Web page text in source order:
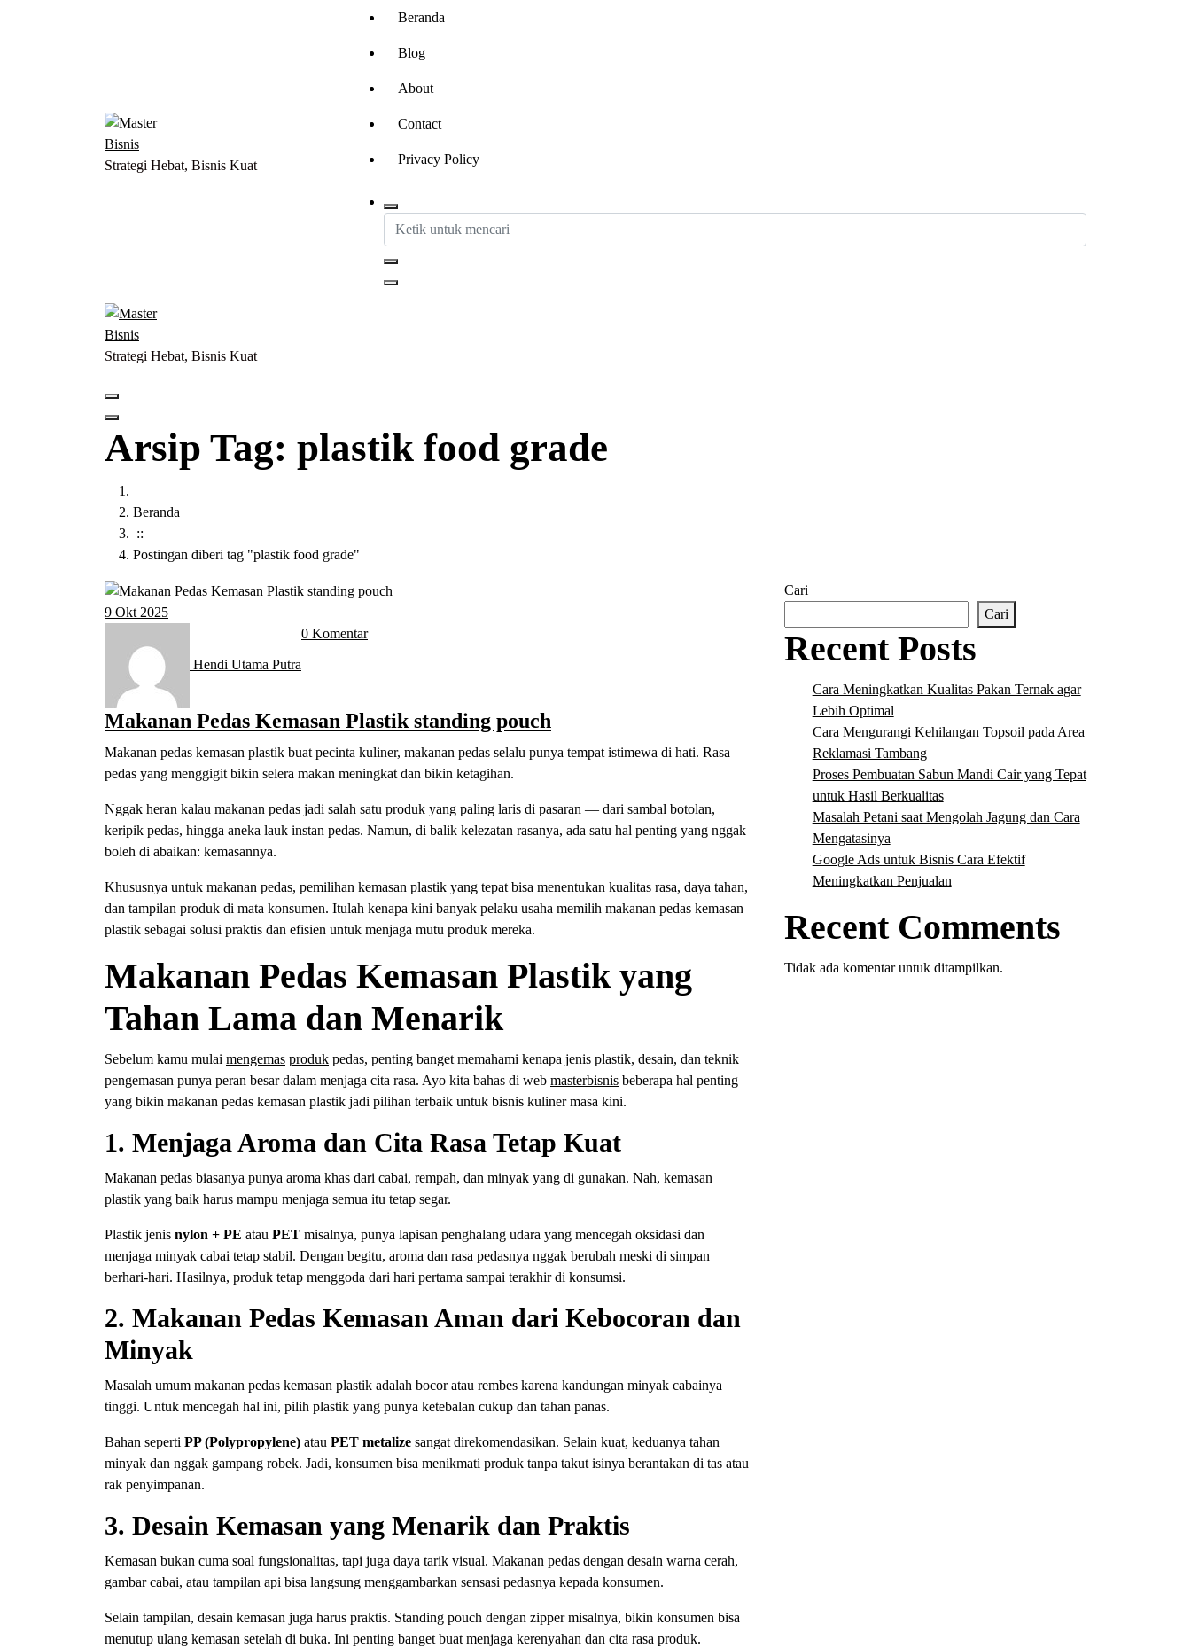
Strategi Hebat, Bisnis Kuat
Beranda
Blog
About
Contact
Privacy Policy
Strategi Hebat, Bisnis Kuat
Arsip Tag: plastik food grade
Beranda
::
Postingan diberi tag "plastik food grade"
9 Okt 2025
Hendi Utama Putra
0 Komentar
Makanan Pedas Kemasan Plastik standing pouch
Makanan pedas kemasan plastik buat pecinta kuliner, makanan pedas selalu punya tempat istimewa di hati. Rasa
pedas yang menggigit bikin selera makan meningkat dan bikin ketagihan.
Nggak heran kalau makanan pedas jadi salah satu produk yang paling laris di pasaran — dari sambal botolan,
keripik pedas, hingga aneka lauk instan pedas. Namun, di balik kelezatan rasanya, ada satu hal penting yang nggak
boleh di abaikan: kemasannya.
Khususnya untuk makanan pedas, pemilihan kemasan plastik yang tepat bisa menentukan kualitas rasa, daya tahan,
dan tampilan produk di mata konsumen. Itulah kenapa kini banyak pelaku usaha memilih makanan pedas kemasan
plastik sebagai solusi praktis dan efisien untuk menjaga mutu produk mereka.
Makanan Pedas Kemasan Plastik yang
Tahan Lama dan Menarik
Sebelum kamu mulai mengemas produk pedas, penting banget memahami kenapa jenis plastik, desain, dan teknik
pengemasan punya peran besar dalam menjaga cita rasa. Ayo kita bahas di web masterbisnis beberapa hal penting
yang bikin makanan pedas kemasan plastik jadi pilihan terbaik untuk bisnis kuliner masa kini.
1. Menjaga Aroma dan Cita Rasa Tetap Kuat
Makanan pedas biasanya punya aroma khas dari cabai, rempah, dan minyak yang di gunakan. Nah, kemasan
plastik yang baik harus mampu menjaga semua itu tetap segar.
Plastik jenis nylon + PE atau PET misalnya, punya lapisan penghalang udara yang mencegah oksidasi dan
menjaga minyak cabai tetap stabil. Dengan begitu, aroma dan rasa pedasnya nggak berubah meski di simpan
berhari-hari. Hasilnya, produk tetap menggoda dari hari pertama sampai terakhir di konsumsi.
2. Makanan Pedas Kemasan Aman dari Kebocoran dan
Minyak
Masalah umum makanan pedas kemasan plastik adalah bocor atau rembes karena kandungan minyak cabainya
tinggi. Untuk mencegah hal ini, pilih plastik yang punya ketebalan cukup dan tahan panas.
Bahan seperti PP (Polypropylene) atau PET metalize sangat direkomendasikan. Selain kuat, keduanya tahan
minyak dan nggak gampang robek. Jadi, konsumen bisa menikmati produk tanpa takut isinya berantakan di tas atau
rak penyimpanan.
3. Desain Kemasan yang Menarik dan Praktis
Kemasan bukan cuma soal fungsionalitas, tapi juga daya tarik visual. Makanan pedas dengan desain warna cerah,
gambar cabai, atau tampilan api bisa langsung menggambarkan sensasi pedasnya kepada konsumen.
Selain tampilan, desain kemasan juga harus praktis. Standing pouch dengan zipper misalnya, bikin konsumen bisa
menutup ulang kemasan setelah di buka. Ini penting banget buat menjaga kerenyahan dan cita rasa produk.
Cari
Cari
Recent Posts
Cara Meningkatkan Kualitas Pakan Ternak agar
Lebih Optimal
Cara Mengurangi Kehilangan Topsoil pada Area
Reklamasi Tambang
Proses Pembuatan Sabun Mandi Cair yang Tepat
untuk Hasil Berkualitas
Masalah Petani saat Mengolah Jagung dan Cara
Mengatasinya
Google Ads untuk Bisnis Cara Efektif
Meningkatkan Penjualan
Recent Comments
Tidak ada komentar untuk ditampilkan.